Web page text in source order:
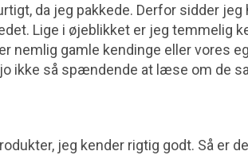
da jeg pakkede. Derfor sidder jeg
Lige i øjeblikket er jeg temmelig
nemlig gamle kendinge eller vores
ikke så spændende at læse om de
jeg kender rigtig godt. Så er